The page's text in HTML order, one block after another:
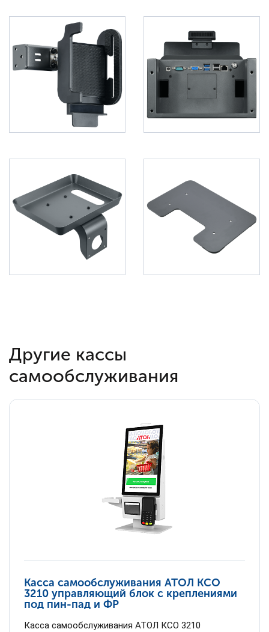
Другие кассы
самообслуживания
Касса самообслуживания АТОЛ КСО
3210 управляющий блок с креплениями
под пин-пад и ФР
Касса самообслуживания АТОЛ КСО 3210